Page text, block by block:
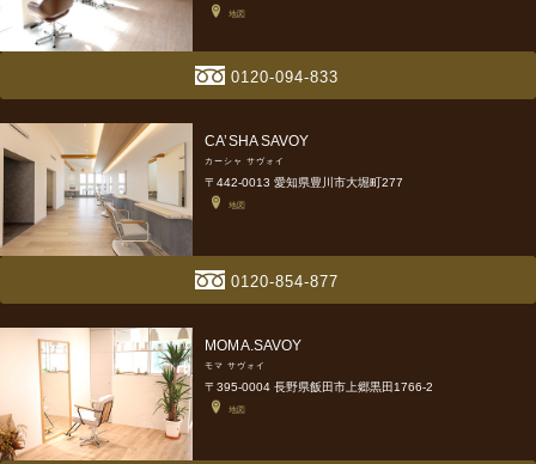
地図
0120-094-833
CA’SHA SAVOY
カーシャ サヴォイ
〒442-0013 愛知県豊川市大堀町277
地図
0120-854-877
MOMA.SAVOY
モマ サヴォイ
〒395-0004 長野県飯田市上郷黒田1766-2
地図